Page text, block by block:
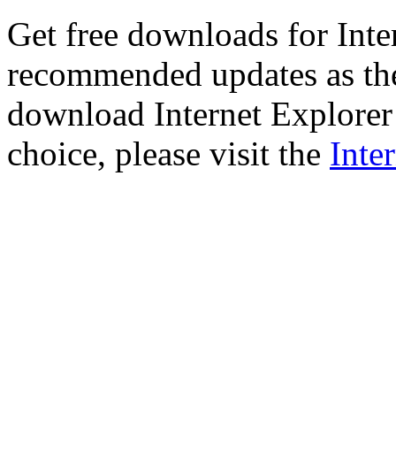
Get free downloads for
recommended updates as
download Internet
choice, please visit the